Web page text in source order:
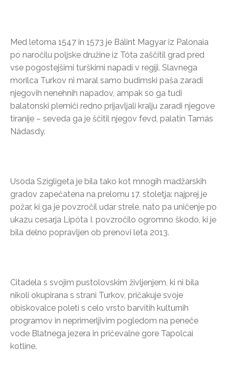
Med letoma 1547 in 1573 je Bálint Magyar iz Palonaia
po naročilu poljske družine iz Tóta zaščitil grad pred
vse pogostejšimi turškimi napadi v regiji. Slavnega
morilca Turkov ni maral samo budimski paša zaradi
njegovih nenehnih napadov, ampak so ga tudi
balatonski plemiči redno prijavljali kralju zaradi njegove
tiranije – seveda ga je ščitil njegov fevd, palatin Tamás
Nádasdy.
Usoda Szigligeta je bila tako kot mnogih madžarskih
gradov zapečatena na prelomu 17. stoletja: najprej je
požar, ki ga je povzročil udar strele, nato pa uničenje po
ukazu cesarja Lipóta I. povzročilo ogromno škodo, ki je
bila delno popravljen ob prenovi leta 2013.
Citadela s svojim pustolovskim življenjem, ki ni bila
nikoli okupirana s strani Turkov, pričakuje svoje
obiskovalce poleti s celo vrsto barvitih kulturnih
programov in neprimerljivim pogledom na peneče
vode Blatnega jezera in pričevalne gore Tapolcai
kotline.